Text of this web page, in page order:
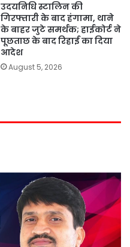
उदयनिधि स्टालिन की
गिरफ्तारी के बाद हंगामा, थाने
के बाहर जुटे समर्थक; हाईकोर्ट ने
पूछताछ के बाद रिहाई का दिया
आदेश
August 5, 2026